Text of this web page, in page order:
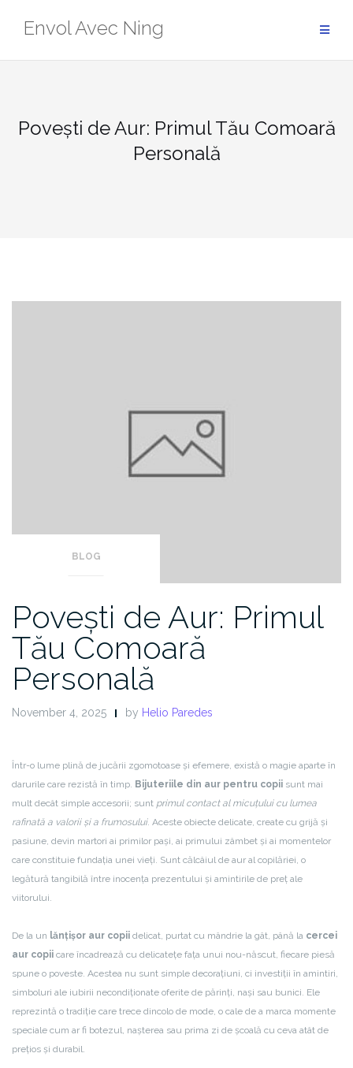
Envol Avec Ning
Povești de Aur: Primul Tău Comoară
Personală
BLOG
Povești de Aur: Primul
Tău Comoară
Personală
November 4, 2025 by Helio Paredes
Într-o lume plină de jucării zgomotoase și efemere, există o magie aparte în
darurile care rezistă în timp. Bijuteriile din aur pentru copii sunt mai
mult decât simple accesorii; sunt primul contact al micuțului cu lumea
rafinată a valorii și a frumosului. Aceste obiecte delicate, create cu grijă și
pasiune, devin martori ai primilor pași, ai primului zâmbet și ai momentelor
care constituie fundația unei vieți. Sunt călcâiul de aur al copilăriei, o
legătură tangibilă între inocența prezentului și amintirile de preț ale
viitorului.
De la un lănțișor aur copii delicat, purtat cu mândrie la gât, până la cercei
aur copii care încadrează cu delicatețe fața unui nou-născut, fiecare piesă
spune o poveste. Acestea nu sunt simple decorațiuni, ci investiții în amintiri,
simboluri ale iubirii necondiționate oferite de părinți, nași sau bunici. Ele
reprezintă o tradiție care trece dincolo de mode, o cale de a marca momente
speciale cum ar fi botezul, nașterea sau prima zi de școală cu ceva atât de
prețios și durabil.